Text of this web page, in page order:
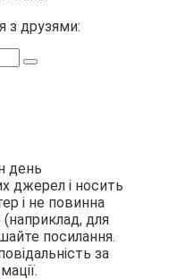
з друзями:
день
джерел і носить
і не повинна
для
посилання.
за